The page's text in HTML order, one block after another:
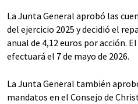
La Junta General aprobó las
del ejercicio 2025 y decidió el
anual de 4,12 euros por acción.
efectuará el 7 de mayo de 2026.
La Junta General también
mandatos en el Consejo de